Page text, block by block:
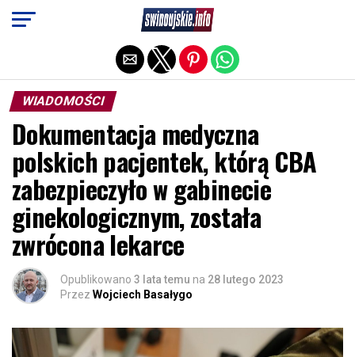
WIADOMOŚCI
Dokumentacja medyczna
polskich pacjentek, którą CBA
zabezpieczyło w gabinecie
ginekologicznym, została
zwrócona lekarce
Opublikowano 3 lata temu na 28 lutego 2023
Przez Wojciech Basałygo
Exit mobile version